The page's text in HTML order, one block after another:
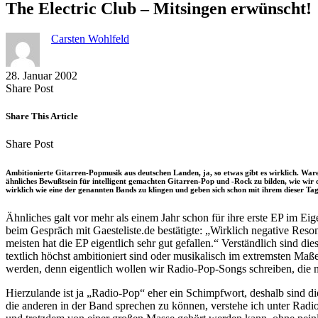
The Electric Club – Mitsingen erwünscht!
Carsten Wohlfeld
28. Januar 2002
Share PostShare
Facebook
Copy
to
Send
via
Share This Article
Share PostShare
Facebook
Copy
to
clipboard
Send
via
eMail
Ambitionierte Gitarren-Popmusik aus deutschen Landen, ja, so etwas gibt es wirklich.
ähnliches Bewußtsein für intelligent gemachten Gitarren-Pop und -Rock zu bilden, wie wir
wirklich wie eine der genannten Bands zu klingen und geben sich schon mit ihrem dieser
Ähnliches galt vor mehr als einem Jahr schon für ihre erste EP im
beim Gespräch mit Gaesteliste.de bestätigte: „Wirklich negative
meisten hat die EP eigentlich sehr gut gefallen.“ Verständlich sind
textlich höchst ambitioniert sind oder musikalisch im extremsten
werden, denn eigentlich wollen wir Radio-Pop-Songs schreiben, die
Hierzulande ist ja „Radio-Pop“ eher ein Schimpfwort, deshalb sind
die anderen in der Band sprechen zu können, verstehe ich unter